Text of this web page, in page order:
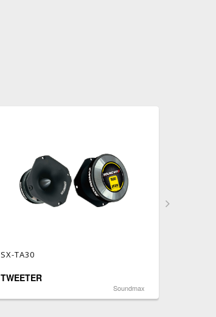
SX-TA30
TWEETER
Soundmax